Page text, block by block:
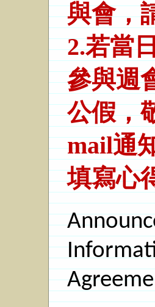
與會，
2.若當
參與週
公假，
mail通
填寫心